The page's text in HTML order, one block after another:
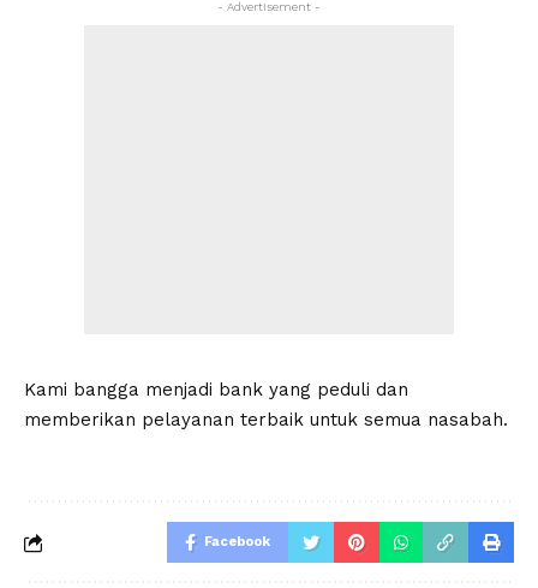
- Advertisement -
Kami bangga menjadi bank yang peduli dan
memberikan pelayanan terbaik untuk semua nasabah.
Facebook